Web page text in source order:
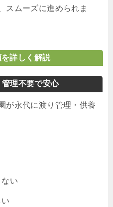
スムーズに進められま
詳しく解説
理不要で安心
が永代に渡り管理・供養
い